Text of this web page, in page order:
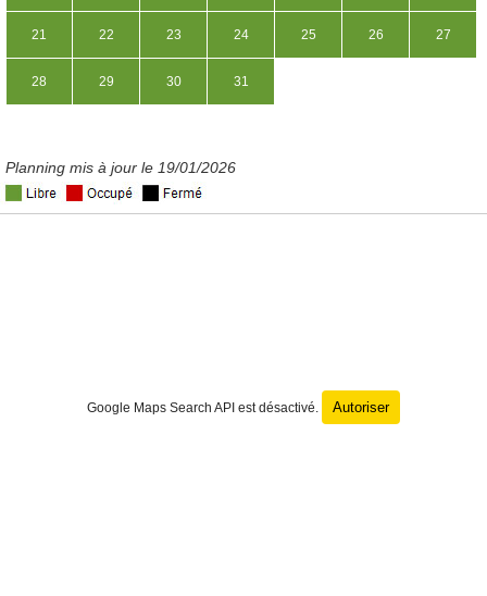
21 22 23 24 25 26 27
28 29 30 31
Planning mis à jour le 19/01/2026
Google Maps Search API est désactivé. Autoriser